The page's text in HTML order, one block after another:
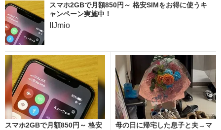
スマホ2GBで月額850円～ 格安SIMをお得に使うキ
ャンペーン実施中！
IIJmio
スマホ2GBで月額850円～ 格安
母の日に帰宅した息子と夫→マ